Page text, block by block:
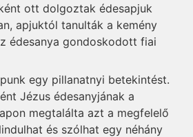
ott dolgoztak édesapjuk
apjuktól tanulták a kemény
édesanya gondoskodott fiai
egy pillanatnyi betekintést.
Jézus édesanyjának a
megtalálta azt a megfelelő
és szólhat egy néhány